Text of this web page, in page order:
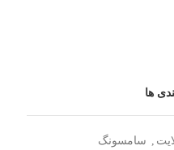
ها
, سامسونگ